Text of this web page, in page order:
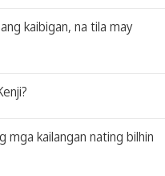
kaibigan, na tila may
mga kailangan nating bilhin